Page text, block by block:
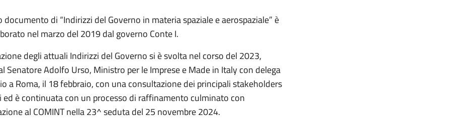
documento di “Indirizzi del Governo in materia spaziale e aerospaziale” è
nel marzo del 2019 dal governo Conte I.
degli attuali Indirizzi del Governo si è svolta nel corso del 2023,
Senatore Adolfo Urso, Ministro per le Imprese e Made in Italy con delega
a Roma, il 18 febbraio, con una consultazione dei principali stakeholders
ed è continuata con un processo di raffinamento culminato con
al COMINT nella 23^ seduta del 25 novembre 2024.